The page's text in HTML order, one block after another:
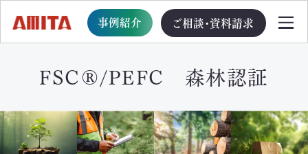
事例紹介 ご相談・資料請求
サービス一覧
FSC®/PEFC 森林認証